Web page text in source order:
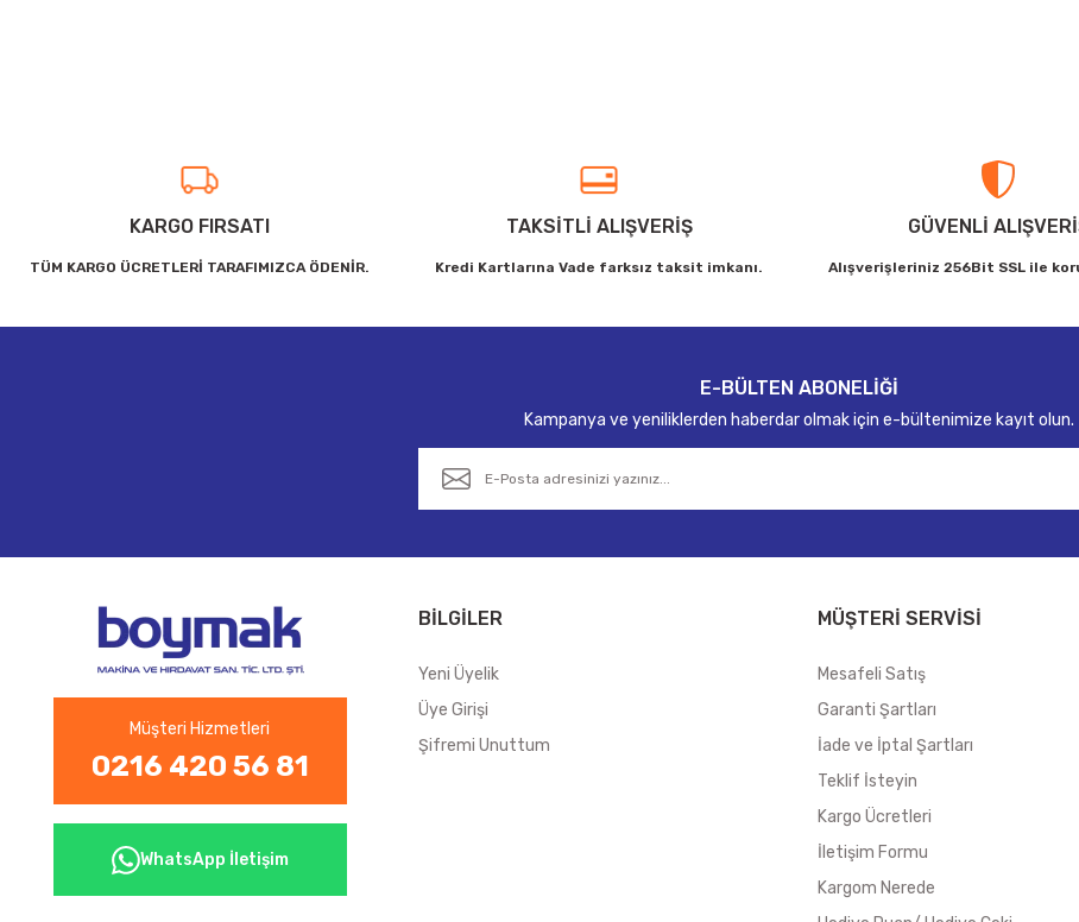
Ürün fiyatı diğer sitelerden daha pahalı.
KARGO FIRSATI
TÜM KARGO ÜCRETLERİ TARAFIMIZCA ÖDENİR.
TAKSİTLİ ALIŞVERİŞ
Kredi Kartlarına Vade farksız taksit imkanı.
GÜVENLİ
Alışverişleriniz 256Bit SSL ile
E-BÜLTEN ABONELİĞİ
Kampanya ve yeniliklerden haberdar olmak için e-bültenimize kayıt olun.
Müşteri Hizmetleri
0216 420 56 81
WhatsApp İletişim
BİLGİLER
Yeni Üyelik
Üye Girişi
Şifremi Unuttum
MÜŞTERİ SERVİSİ
Mesafeli Satış
Garanti Şartları
İade ve İptal Şartları
Teklif İsteyin
Kargo Ücretleri
İletişim Formu
Kargom Nerede